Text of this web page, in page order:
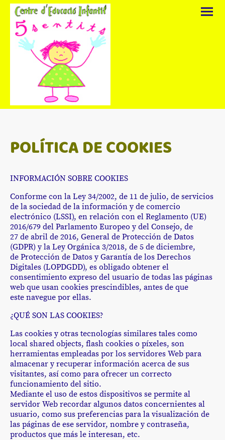
POLÍTICA DE COOKIES
INFORMACIÓN SOBRE COOKIES
Conforme con la Ley 34/2002, de 11 de julio, de servicios
de la sociedad de la información y de comercio
electrónico (LSSI), en relación con el Reglamento (UE)
2016/679 del Parlamento Europeo y del Consejo, de
27 de abril de 2016, General de Protección de Datos
(GDPR) y la Ley Orgánica 3/2018, de 5 de diciembre,
de Protección de Datos y Garantía de los Derechos
Digitales (LOPDGDD), es obligado obtener el
consentimiento expreso del usuario de todas las páginas
web que usan cookies prescindibles, antes de que
este navegue por ellas.
¿QUÉ SON LAS COOKIES?
Las cookies y otras tecnologías similares tales como
local shared objects, flash cookies o píxeles, son
herramientas empleadas por los servidores Web para
almacenar y recuperar información acerca de sus
visitantes, así como para ofrecer un correcto
funcionamiento del sitio.
Mediante el uso de estos dispositivos se permite al
servidor Web recordar algunos datos concernientes al
usuario, como sus preferencias para la visualización de
las páginas de ese servidor, nombre y contraseña,
productos que más le interesan, etc.